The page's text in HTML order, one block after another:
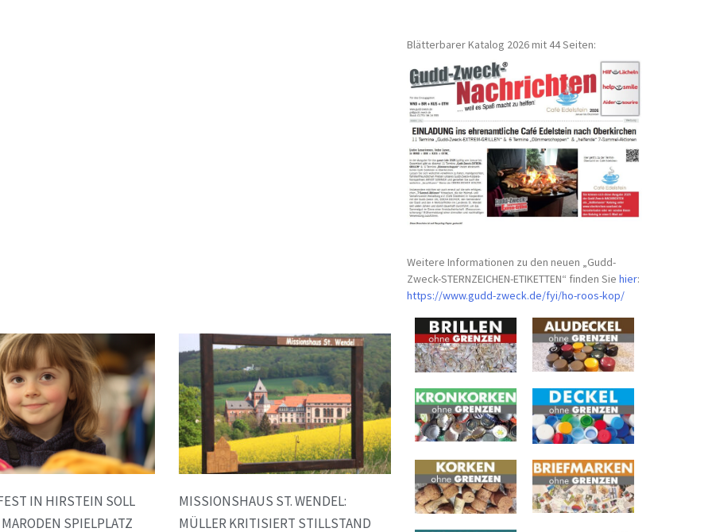
IN HIRSTEIN SOLL
SPIELPLATZ
MISSIONSHAUS ST. WENDEL:
MÜLLER KRITISIERT STILLSTAND
Blätterbarer Katalog 2026 mit 44 Seiten:
Weitere Informationen zu den neuen „Gudd-
Zweck-STERNZEICHEN-ETIKETTEN“ finden Siehier:
https://www.gudd-zweck.de/fyi/ho-roos-kop/